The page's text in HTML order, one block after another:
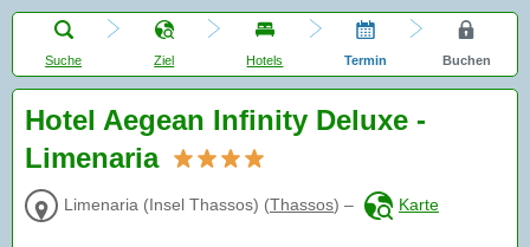
Suche Ziel Hotels Termin Buchen
Hotel Aegean Infinity Deluxe -
Limenaria
Limenaria (Insel Thassos) (Thassos) – Karte